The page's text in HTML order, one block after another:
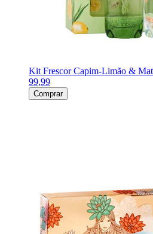
Kit Frescor Capim-Limão &
99,99
Comprar